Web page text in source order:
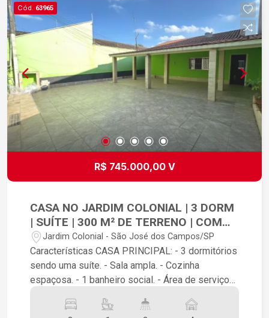
Rodovia Dutra - Próximo ao Tenda Atacado - Fácil
acesso à Linha Verde Ideal para quem quer
investir em um imóvel com grande potencial!
Entre em contato para mais informações e
agende uma visita!
Cód. 63965
R$ 745.000,00 V
CASA NO JARDIM COLONIAL | 3 DORM
| SUÍTE | 300 M² DE TERRENO | COM
EDÍCULA
Jardim Colonial - São José dos Campos/SP
Características CASA PRINCIPAL: - 3 dormitórios
sendo uma suíte. - Sala ampla. - Cozinha
espaçosa. - 1 banheiro social. - Área de serviço
possibilidade de ampliação para um espaço